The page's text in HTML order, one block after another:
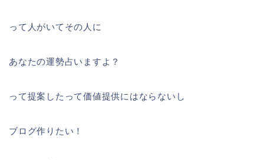
って人がいてその人に
あなたの運勢占いますよ？
って提案したって価値提供にはならないし
ブログ作りたい！